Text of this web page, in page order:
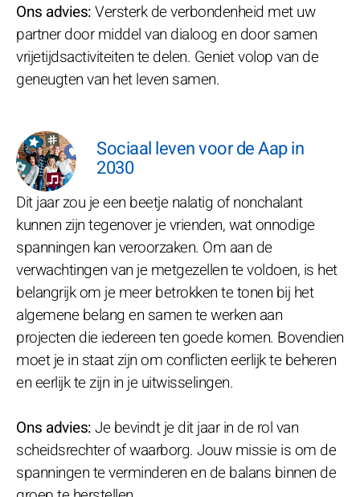
Ons advies:Versterk de verbondenheid met uw
partner door middel van dialoog en door samen
vrijetijdsactiviteiten te delen. Geniet volop van de
geneugten van het leven samen.
Sociaal leven voor de Aap in
2030
Dit jaar zou je een beetje nalatig of nonchalant
kunnen zijn tegenover je vrienden, wat onnodige
spanningen kan veroorzaken. Om aan de
verwachtingen van je metgezellen te voldoen, is het
belangrijk om je meer betrokken te tonen bij het
algemene belang en samen te werken aan
projecten die iedereen ten goede komen. Bovendien
moet je in staat zijn om conflicten eerlijk te beheren
en eerlijk te zijn in je uitwisselingen.
Ons advies:Je bevindt je dit jaar in de rol van
scheidsrechter of waarborg. Jouw missie is om de
spanningen te verminderen en de balans binnen de